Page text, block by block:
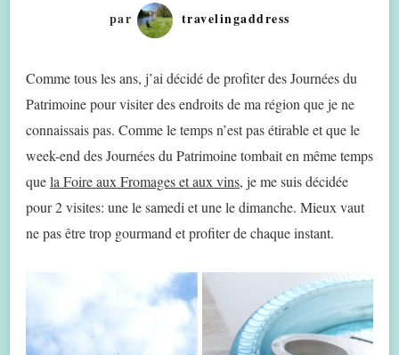
par travelingaddress
Comme tous les ans, j’ai décidé de profiter des Journées du
Patrimoine pour visiter des endroits de ma région que je ne
connaissais pas. Comme le temps n’est pas étirable et que le
week-end des Journées du Patrimoine tombait en même temps
quela Foire aux Fromages et aux vins, je me suis décidée
pour 2 visites: une le samedi et une le dimanche. Mieux vaut
ne pas être trop gourmand et profiter de chaque instant.